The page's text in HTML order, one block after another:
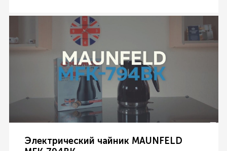
Электрический чайник MAUNFELD